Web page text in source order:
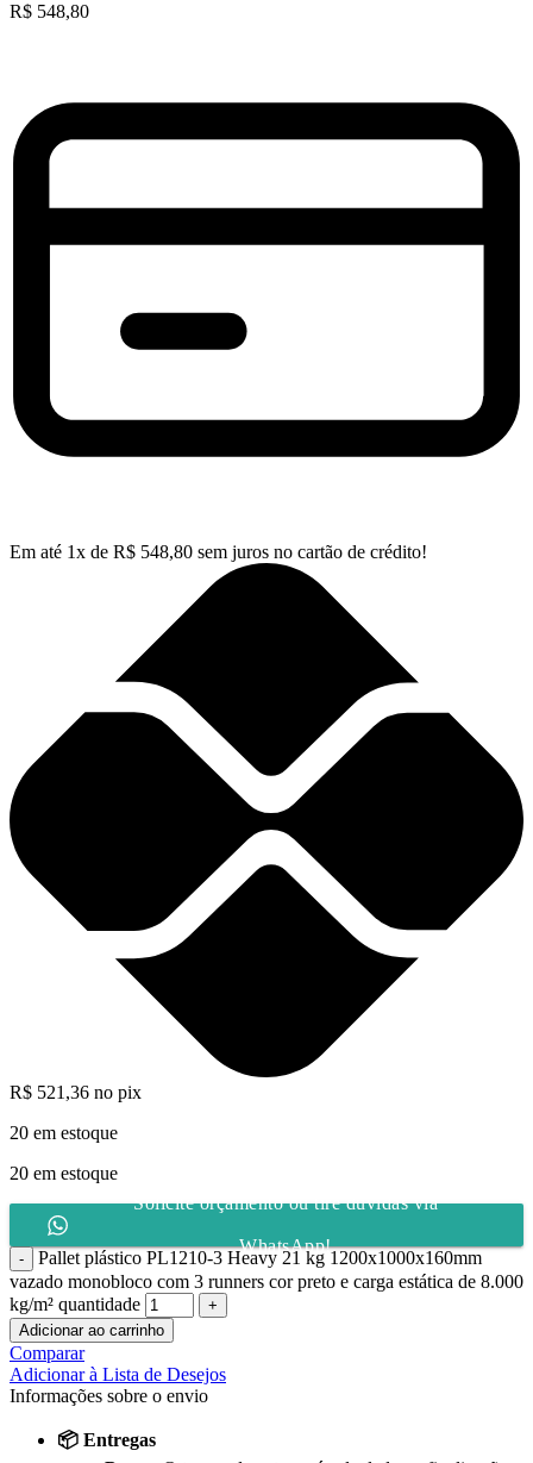
R$ 548,80
Em até 1x de R$ 548,80 sem juros no cartão de crédito!
R$ 521,36 no pix
20 em estoque
20 em estoque
Solicite orçamento ou tire dúvidas via
WhatsApp!
Pallet plástico PL1210-3 Heavy 21 kg 1200x1000x160mm
vazado monobloco com 3 runners cor preto e carga estática de 8.000
kg/m² quantidade
Adicionar ao carrinho
Comparar
Adicionar à Lista de Desejos
Informações sobre o envio
📦 Entregas